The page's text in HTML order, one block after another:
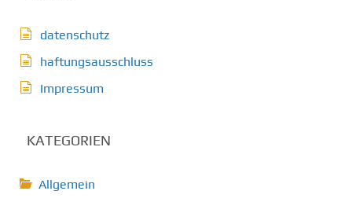
datenschutz
haftungsausschluss
Impressum
KATEGORIEN
Allgemein